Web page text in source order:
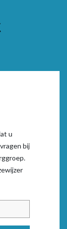
u
bij